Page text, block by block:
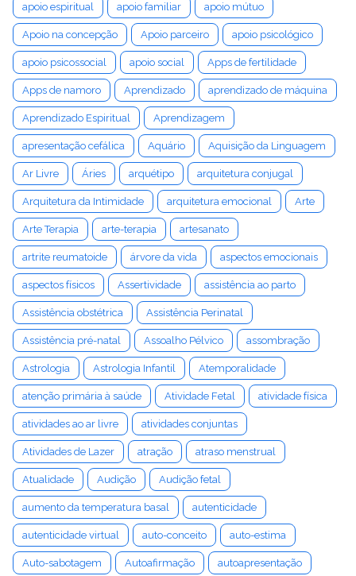
apoio espiritual apoio familiar apoio mútuo
Apoio na concepção Apoio parceiro apoio psicológico
apoio psicossocial apoio social Apps de fertilidade
Apps de namoro Aprendizado aprendizado de máquina
Aprendizado Espiritual Aprendizagem
apresentação cefálica Aquário Aquisição da Linguagem
Ar Livre Áries arquétipo arquitetura conjugal
Arquitetura da Intimidade arquitetura emocional Arte
Arte Terapia arte-terapia artesanato
artrite reumatoide árvore da vida aspectos emocionais
aspectos físicos Assertividade assistência ao parto
Assistência obstétrica Assistência Perinatal
Assistência pré-natal Assoalho Pélvico assombração
Astrologia Astrologia Infantil Atemporalidade
atenção primária à saúde Atividade Fetal atividade física
atividades ao ar livre atividades conjuntas
Atividades de Lazer atração atraso menstrual
Atualidade Audição Audição fetal
aumento da temperatura basal autenticidade
autenticidade virtual auto-conceito auto-estima
Auto-sabotagem Autoafirmação autoapresentação